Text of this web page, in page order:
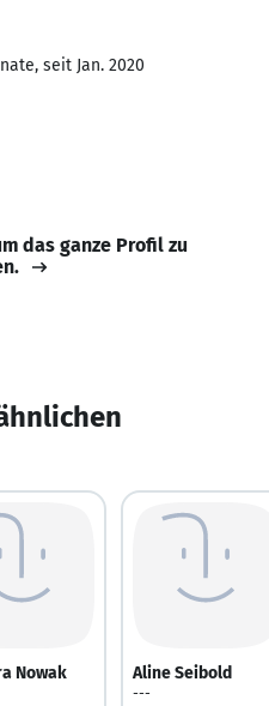
seit Jan. 2020
das ganze Profil zu
Nowak Aline Seibold
---